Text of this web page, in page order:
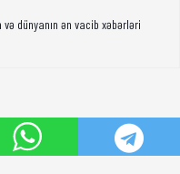
dünyanın ən vacib xəbərləri